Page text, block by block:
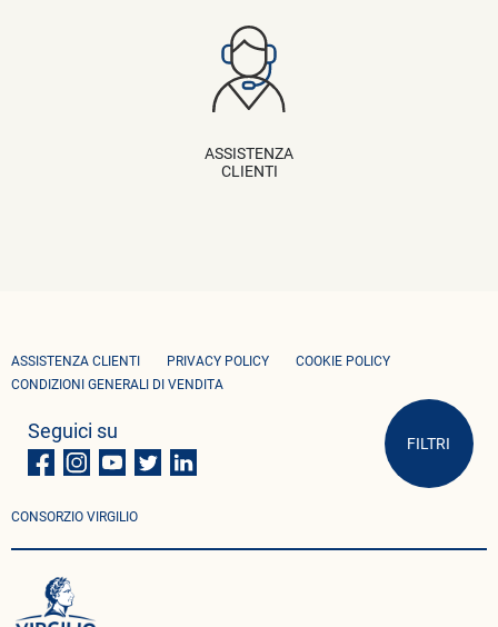
FILTRI
ASSISTENZA
CLIENTI
ASSISTENZA CLIENTI PRIVACY POLICY
COOKIE POLICY
CONDIZIONI GENERALI DI VENDITA
Seguici su
CONSORZIO VIRGILIO